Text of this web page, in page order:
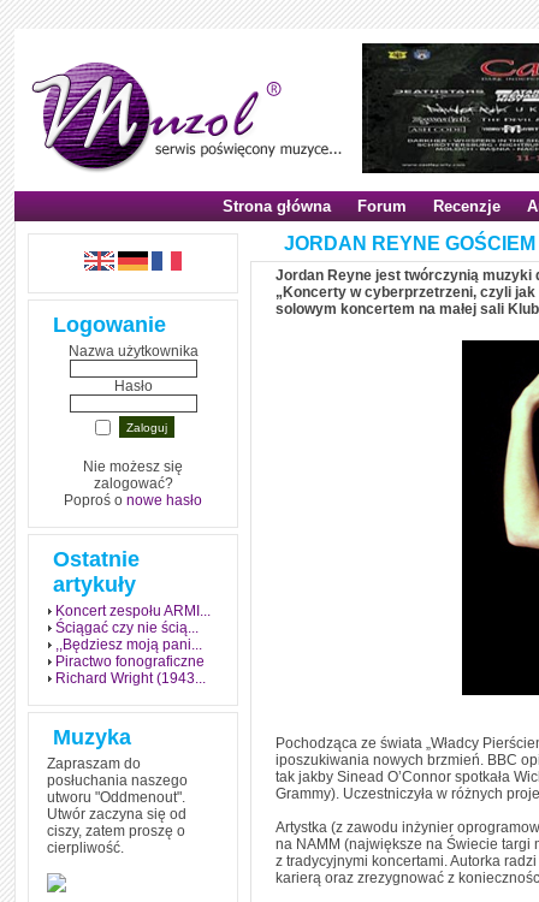
Strona główna Forum Recenzje
Logowanie
Nazwa użytkownika
Hasło
Nie możesz się
zalogować?
Poproś o nowe hasło
Ostatnie
artykuły
Koncert zespołu ARMI...
Ściągać czy nie ścią...
,,Będziesz moją pani...
Piractwo fonograficzne
Richard Wright (1943...
Muzyka
Zapraszam do
posłuchania naszego
utworu "Oddmenout".
Utwór zaczyna się od
ciszy, zatem proszę o
cierpliwość.
Jak stworzyć fenomen
JORDAN REYNE
Jordan Reyne jest twórczynią muzyki
„Koncerty w cyberprzetrzeni, czyli
solowym koncertem na małej sali
Pochodząca ze świata „Władcy
iposzukiwania nowych brzmień. BBC
tak jakby Sinead O’Connor spotkała
Grammy). Uczestniczyła w różnych
Artystka (z zawodu inżynier
na NAMM (największe na Świecie targi
z tradycyjnymi koncertami. Autorka
karierą oraz zrezygnować z